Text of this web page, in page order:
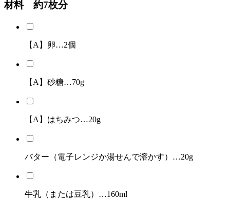
材料 約7枚分
【A】卵…2個
【A】砂糖…70g
【A】はちみつ…20g
バター（電子レンジか湯せんで溶かす）…20g
牛乳（または豆乳）…160ml